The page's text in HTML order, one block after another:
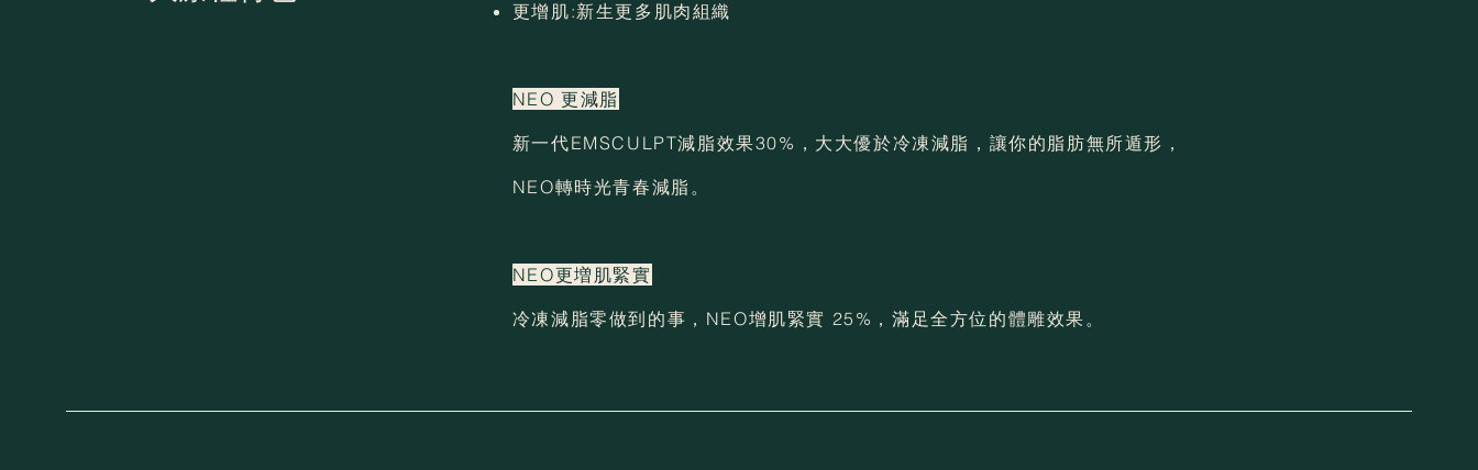
更增肌:新生更多肌肉組織
NEO 更減脂
新一代EMSCULPT減脂效果30%，大大優於冷凍減脂，讓你的脂肪無所遁形，
NEO轉時光青春減脂。
NEO更増肌緊實
冷凍減脂零做到的事，NEO增肌緊實 25%，滿足全方位的體雕效果。